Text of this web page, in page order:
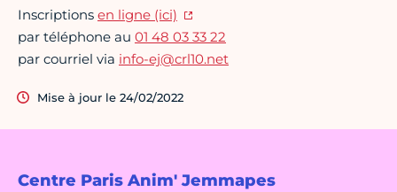
Centre Paris Anim' Jemmapes
Inscriptions en ligne (ici)
par téléphone au 01 48 03 33 22
par courriel via info-ej@crl10.net
Mise à jour le 24/02/2022